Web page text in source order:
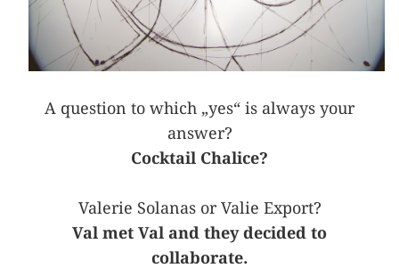
A question to which „yes“ is always your
answer?
Cocktail Chalice?
Valerie Solanas or Valie Export?
Val met Val and they decided to
collaborate.